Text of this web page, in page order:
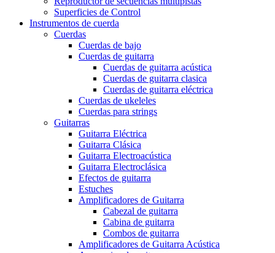
Superficies de Control
Instrumentos de cuerda
Cuerdas
Cuerdas de bajo
Cuerdas de guitarra
Cuerdas de guitarra acústica
Cuerdas de guitarra clasica
Cuerdas de guitarra eléctrica
Cuerdas de ukeleles
Cuerdas para strings
Guitarras
Guitarra Eléctrica
Guitarra Clásica
Guitarra Electroacústica
Guitarra Electroclásica
Efectos de guitarra
Estuches
Amplificadores de Guitarra
Cabezal de guitarra
Cabina de guitarra
Combos de guitarra
Amplificadores de Guitarra Acústica